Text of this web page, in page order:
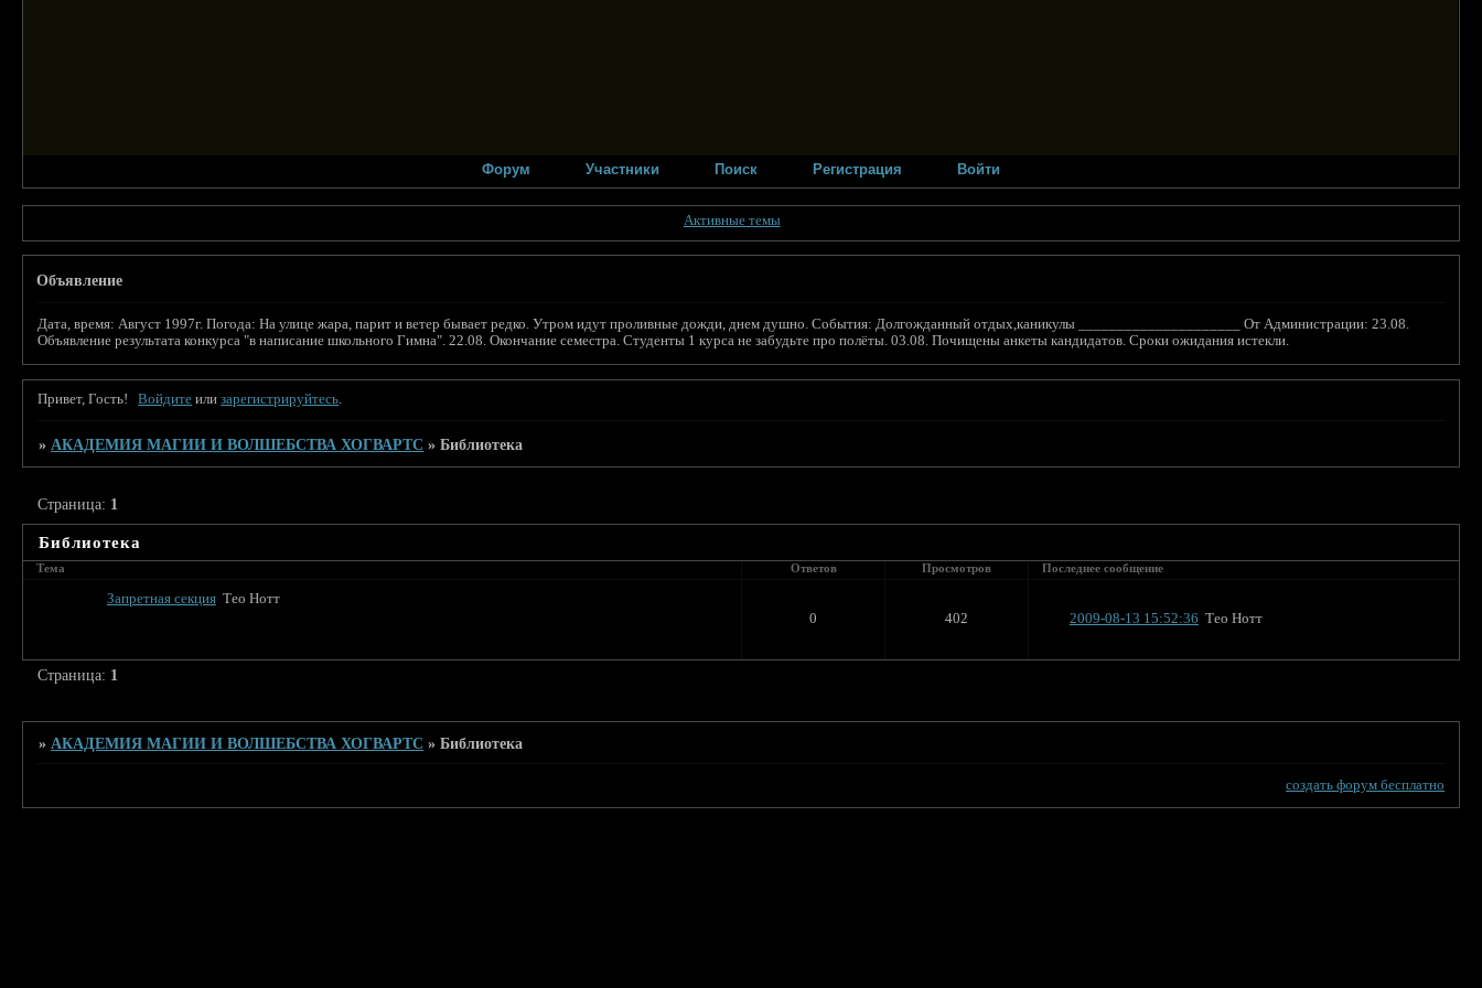
Форум Участники Поиск Регистрация Войти
Активные темы
Объявление
Дата, время: Август 1997г. Погода: На улице жара, парит и ветер бывает редко. Утром идут проливные дожди, днем душно. События: Долгожданный отдых,каникулы _____________________ От Администрации: 23.08.
Объявление результата конкурса "в написание школьного Гимна". 22.08. Окончание семестра. Студенты 1 курса не забудьте про полёты. 03.08. Почищены анкеты кандидатов. Сроки ожидания истекли.
Привет, Гость! Войдите илизарегистрируйтесь.
» АКАДЕМИЯ МАГИИ И ВОЛШЕБСТВА ХОГВАРТС »Библиотека
Библиотека
Страница: 1
Тема Ответов Просмотров Последнее сообщение
Запретная секция Тео Нотт
0
402 2009-08-13 15:52:36 Тео Нотт
Страница: 1
»АКАДЕМИЯ МАГИИ И ВОЛШЕБСТВА ХОГВАРТС »Библиотека
создать форум бесплатно